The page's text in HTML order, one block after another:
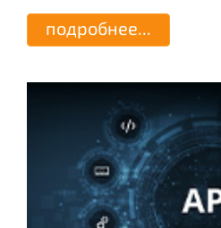
подробнее...